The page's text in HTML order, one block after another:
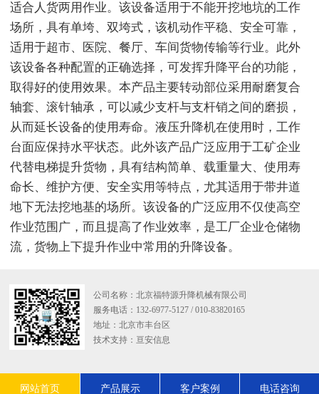
适合人货两用作业。该设备适用于不能开挖地坑的工作
场所，具有单垮、双垮式，该机动作平稳、安全可靠，
适用于超市、医院、餐厅、车间货物传输等行业。此外
该设备各种配置的正确选择，可发挥升降平台的功能，
取得好的使用效果。本产品主要转动部位采用耐磨复合
轴套、滚针轴承，可以减少支杆与支杆销之间的磨损，
从而延长设备的使用寿命。液压升降机在使用时，工作
台面应保持水平状态。此外该产品广泛应用于工矿企业
代替电梯提升货物，具有结构简单、载重量大、使用寿
命长、维护方便、安全实用等特点，尤其适用于带井道
地下无法挖地基的场所。该设备的广泛应用不仅使高空
作业范围广，而且提高了作业效率，是工厂企业仓储物
流，货物上下提升作业中常用的升降设备。
公司名称：北京福特源升降机械有限公司
服务电话：132-6977-5127 / 010-83820165
地址：北京市丰台区
技术支持： 亘安信息
网站首页 产品展示 客户案例 电话咨询